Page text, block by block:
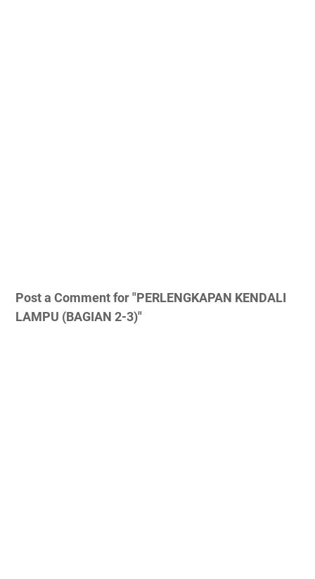
Post a Comment for "PERLENGKAPAN KENDALI
LAMPU (BAGIAN 2-3)"